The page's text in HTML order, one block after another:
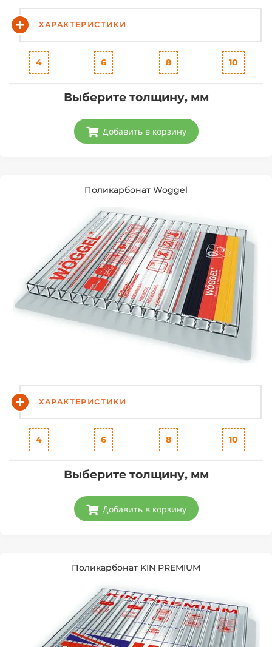
ХАРАКТЕРИСТИКИ
4 6 8 10
Выберите толщину, мм
Добавить в корзину
Поликарбонат Woggel
ХАРАКТЕРИСТИКИ
4 6 8 10
Выберите толщину, мм
Добавить в корзину
Поликарбонат KIN PREMIUM